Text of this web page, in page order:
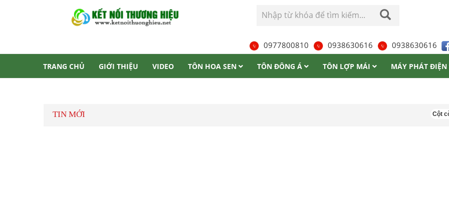
0977800810 0938630616 0938630616
TRANG CHỦ GIỚI THIỆU VIDEO TÔN HOA SEN TÔN ĐÔNG Á TÔN LỢP MÁI MÁY PHÁT ĐIỆN
TIN MỚI Cột cờ Lũng Cú